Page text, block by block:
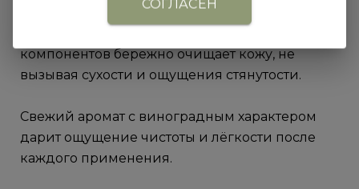
и знакомства с ароматом. Формула на основе
компонентов бережно очищает кожу, не
вызывая сухости и ощущения стянутости.
Свежий аромат с виноградным характером
дарит ощущение чистоты и лёгкости после
каждого применения.
СОГЛАСЕН